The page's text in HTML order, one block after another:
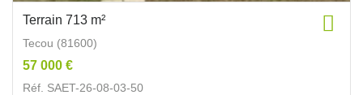
Terrain 713 m²
Tecou (81600)
57 000 €
Réf. SAET-26-08-03-50